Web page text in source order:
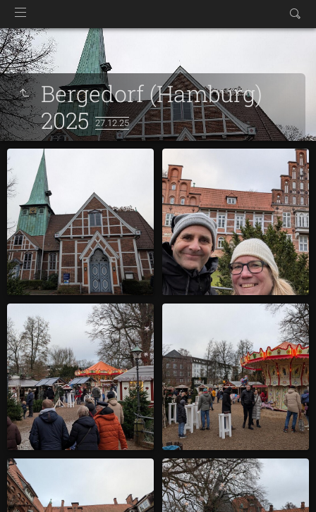
Bergedorf (Hamburg)
202527.12.25